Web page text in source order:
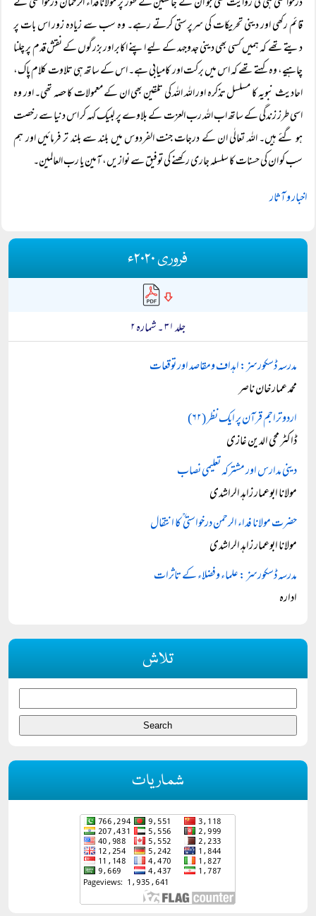
قائم رکھی اور دینی تحریکات کی سرپرستی کرتے رہے۔ وہ سب سے زیادہ زور اس بات پر
دیتے تھے کہ ہمیں کسی بھی دینی جدوجہد کے لیے اپنے اکابر اور بزرگوں کے نقش قدم پر چلنا
چاہیے، وہ کہتے تھے کہ اس میں برکت اور کامیابی ہے۔ اس کے ساتھ ہی تلاوت کلام پاک،
احادیث نبویہ کا مسلسل تذکرہ اور اللہ اللہ کی تلقین بھی ان کے معمولات کا حصہ تھی۔ اور وہ
اسی طرز زندگی کے ساتھ اب اللہ رب العزت کے بلاوے پر لبیک کہہ کر اس دنیا سے رخصت
ہو گئے ہیں۔ اللہ تعالٰی ان کے درجات جنت الفردوس میں بلند سے بلند تر فرمائیں اور ہم
سب کو ان کی حسنات کا سلسلہ جاری رکھنے کی توفیق سے نوازیں، آمین یا رب العالمین۔
اخبار و آثار
فروری ۲۰۲۰ء
جلد ۳۱ ۔ شمارہ ۲
مدرسہ ڈسکورسز: اہداف ومقاصد اور توقعات
محمد عمار خان ناصر
اردو تراجم قرآن پر ایک نظر (۶۲)
ڈاکٹر محی الدین غازی
دینی مدارس اور مشترکہ تعلیمی نصاب
مولانا ابوعمار زاہد الراشدی
حضرت مولانا فداء الرحمن درخواستی ؒ کا انتقال
مولانا ابوعمار زاہد الراشدی
مدرسہ ڈسکورسز : علماء وفضلاء کے تاثرات
ادارہ
تلاش
شماریات